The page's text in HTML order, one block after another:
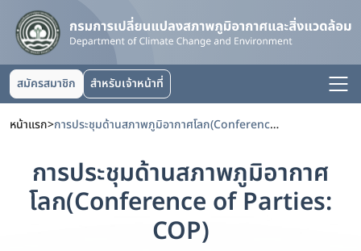
สมัครสมาชิก สำหรับเจ้าหน้าที่
หน้าแรก> การประชุมด้านสภาพภูมิอากาศโลก(Conference of Parties: COP)
การประชุมด้านสภาพภูมิอากาศ
โลก(Conference of Parties:
COP)